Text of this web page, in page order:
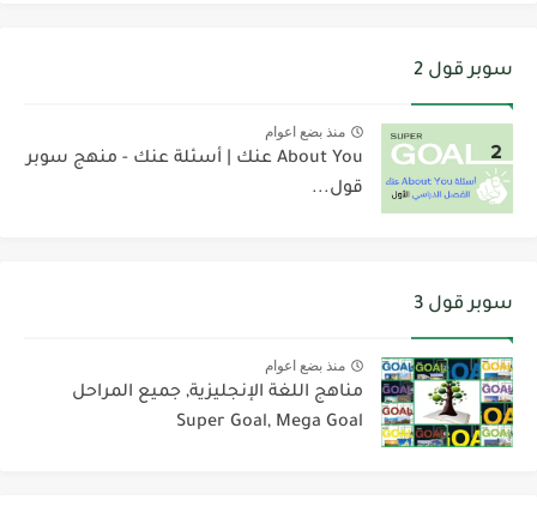
سوبر قول 2
منذ بضع اعوام
About You عنك | أسئلة عنك - منهج سوبر
قول...
سوبر قول 3
منذ بضع اعوام
مناهج اللغة الإنجليزية, جميع المراحل
Super Goal, Mega Goal